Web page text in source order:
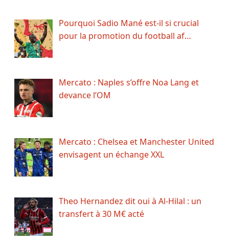
Pourquoi Sadio Mané est-il si crucial
pour la promotion du football af…
Mercato : Naples s’offre Noa Lang et
devance l’OM
Mercato : Chelsea et Manchester United
envisagent un échange XXL
Theo Hernandez dit oui à Al-Hilal : un
transfert à 30 M€ acté